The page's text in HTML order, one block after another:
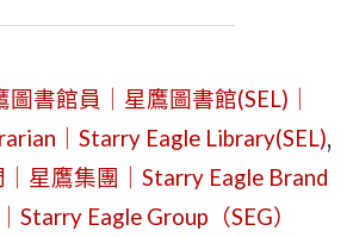
IS
LED
BY
FOURTH
5
2
日
星
期
書館員｜星鷹圖書館(SEL)｜
｜Starry Eagle Library(SEL),
星鷹集團｜Starry Eagle Brand
Starry Eagle Group（SEG）